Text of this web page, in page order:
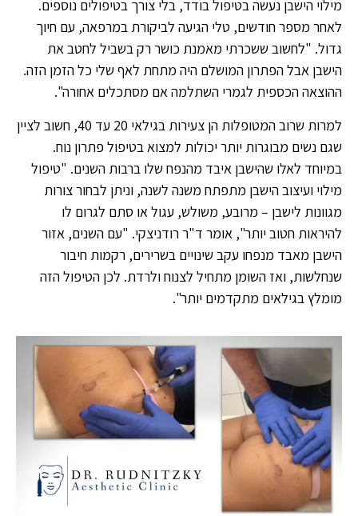
מילוי הישבן נעשה בטיפול בודד, בלי צורך בטיפולים נוספים.
לאחר מספר חודשים, טלי הגיעה לביקורת במרפאה, עם חיוך
גדול. "לחשוב ששכרתי מאמנת כושר רק בשביל לחטב את
הישבן אבל הפתרון המושלם היה מתחת לאף שלי כל הזמן הזה.
ההוצאה הכספית לגמרי השתלמה אם מסתכלים אחורה".
למרות שרוב המטופלות הן צעירות בגילאי 20 עד 40, חשוב לציין
שגם נשים מבוגרות יותר יכולות למצוא בטיפול פתרון נוח.
במיוחד לאלו שהישבן איבד מהנפח שלו ברבות השנים. "טיפול
מילוי ועיצוב הישבן מתפתח משנה לשנה, וניתן לבחור צורות
מגוונות לישבן – מרובע, משולש, עגול או סתם לגרום לו
להיראות חטוב יותר", אומר ד"ר רודניצקי. "עם השנים, אזור
הישבן מאבד מנפחו עקב שינויים בשרירים, רקמות חיבור
שנחלשות, ואז השומן מתחיל לצנוח ולרדת. לכן הטיפול הזה
מומלץ בגילאים מתקדמים יותר".